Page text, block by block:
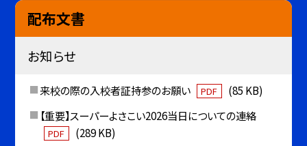
配布文書
お知らせ
来校の際の入校者証持参のお願い PDF
(85 KB)
【重要】スーパーよさこい2026当日についての連絡
PDF (289 KB)